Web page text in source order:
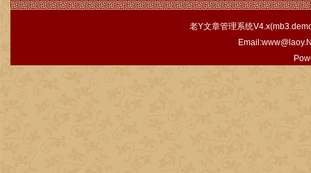
老Y文章管理系统V4.x(